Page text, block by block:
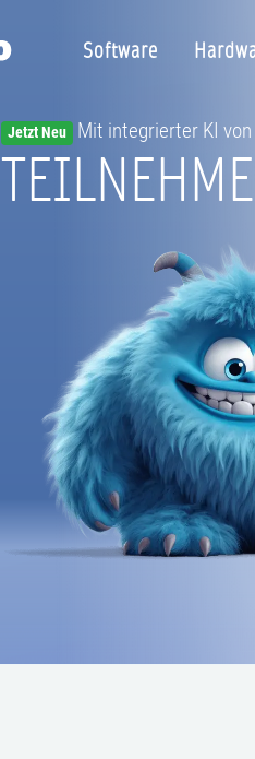
Jetzt Neu Mit integrierter KI
Software